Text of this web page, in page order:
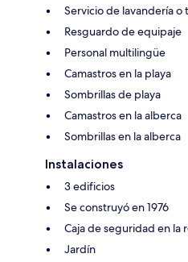
Servicio de lavandería o
Resguardo de equipaje
Personal multilingüe
Camastros en la playa
Sombrillas de playa
Camastros en la alberca
Sombrillas en la alberca
Instalaciones
3 edificios
Se construyó en 1976
Caja de seguridad en la
Jardín